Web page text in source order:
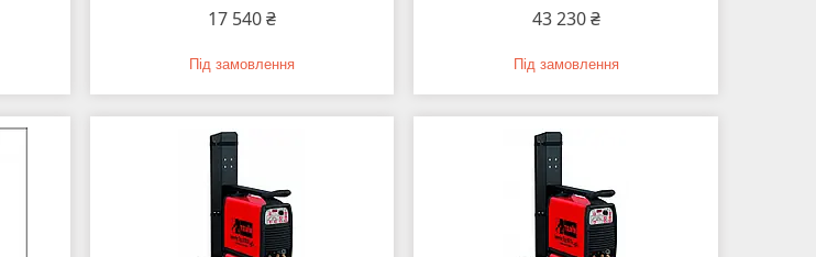
17 540 ₴
Під замовлення
43 230 ₴
Під замовлення